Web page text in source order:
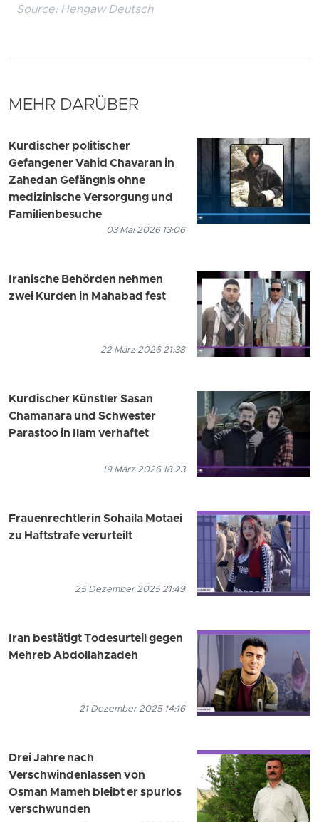
Source: Hengaw Deutsch
MEHR DARÜBER
Kurdischer politischer
Gefangener Vahid Chavaran in
Zahedan Gefängnis ohne
medizinische Versorgung und
Familienbesuche
03 Mai 2026 13:06
Iranische Behörden nehmen
zwei Kurden in Mahabad fest
22 März 2026 21:38
Kurdischer Künstler Sasan
Chamanara und Schwester
Parastoo in Ilam verhaftet
19 März 2026 18:23
Frauenrechtlerin Sohaila Motaei
zu Haftstrafe verurteilt
25 Dezember 2025 21:49
Iran bestätigt Todesurteil gegen
Mehreb Abdollahzadeh
21 Dezember 2025 14:16
Drei Jahre nach
Verschwindenlassen von
Osman Mameh bleibt er spurlos
verschwunden